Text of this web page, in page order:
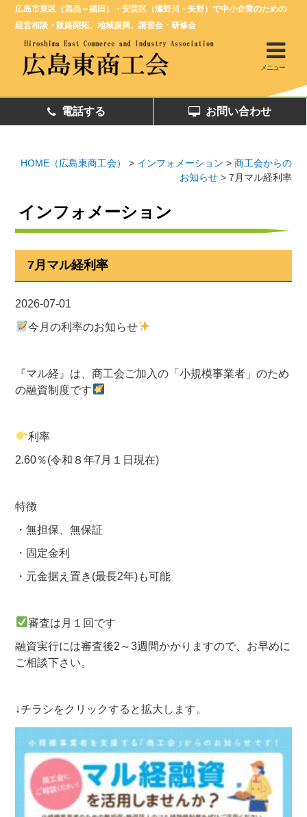
広島市東区（温品～福田）・安芸区（瀬野川・矢野）で中小企業のための
経営相談・販路開拓、地域振興、講習会・研修会
メニュー
電話する お問い合わせ
HOME（広島東商工会） > インフォメーション > 商工会からの
お知らせ> 7月マル経利率
インフォメーション
7月マル経利率
2026-07-01
今月の利率のお知らせ
『マル経』は、商工会ご加入の「小規模事業者」のため
の融資制度です
利率
2.60％(令和８年7月１日現在)
特徴
・無担保、無保証
・固定金利
・元金据え置き(最長2年)も可能
審査は月１回です
融資実行には審査後2～3週間かかりますので、お早めに
ご相談下さい。
↓チラシをクリックすると拡大します。